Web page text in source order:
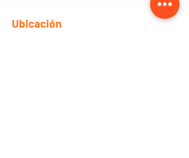
Ubicación